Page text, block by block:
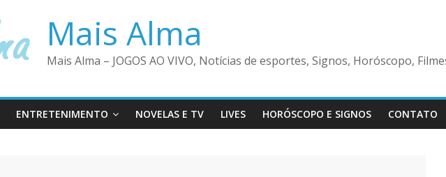
Mais Alma
Mais Alma – JOGOS AO VIVO, Notícias de esportes, Signos, Horóscopo,
ENTRETENIMENTO NOVELAS E TV LIVES HORÓSCOPO E SIGNOS CONTATO